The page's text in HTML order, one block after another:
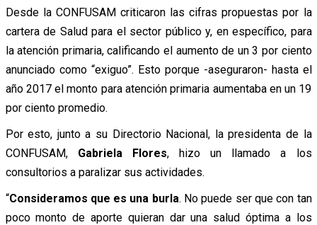
Desde la CONFUSAM criticaron las cifras propuestas por la
cartera de Salud para el sector público y, en específico, para
la atención primaria, calificando el aumento de un 3 por ciento
anunciado como “exiguo”. Esto porque -aseguraron- hasta el
año 2017 el monto para atención primaria aumentaba en un 19
por ciento promedio.
Por esto, junto a su Directorio Nacional, la presidenta de la
CONFUSAM, Gabriela Flores, hizo un llamado a los
consultorios a paralizar sus actividades.
“Consideramos que es una burla. No puede ser que con tan
poco monto de aporte quieran dar una salud óptima a los